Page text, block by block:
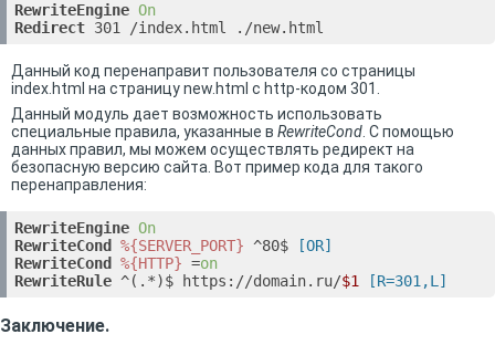
RewriteEngine On
Redirect 301 /index.html ./new.html
Данный код перенаправит пользователя со страницы
index.html на страницу new.html с http-кодом 301.
Данный модуль дает возможность использовать
специальные правила, указанные в RewriteCond . С помощью
данных правил, мы можем осуществлять редирект на
безопасную версию сайта. Вот пример кода для такого
перенаправления:
RewriteEngine On
RewriteCond
%{SERVER_PORT} ^80$ [OR]
RewriteCond
%{HTTP} =on
RewriteRule ^(.*)$ https://domain.ru/$1 [R=301,L]
Заключение.